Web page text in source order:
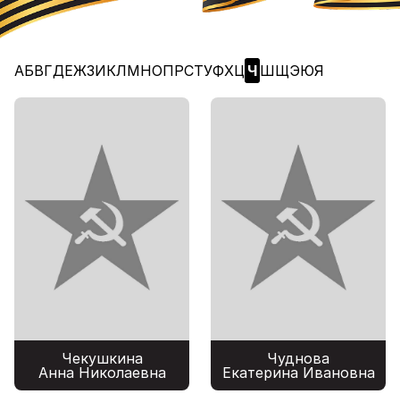
АБВГДЕЖЗИКЛМНОПРСТУФХЦ Ч ШЩЭЮЯ
Чекушкина
Анна Николаевна
Чуднова
Екатерина Ивановна